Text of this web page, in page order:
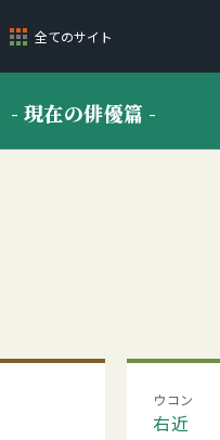
全てのサイト
- 現在の俳優篇 -
ウコン
右近